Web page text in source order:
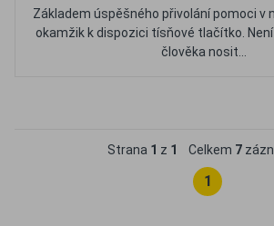
Základem úspěšného přivolání pomoci v
okamžik k dispozici tísňové tlačítko.
člověka nosit...
Strana 1 z 1 Celkem 7
1